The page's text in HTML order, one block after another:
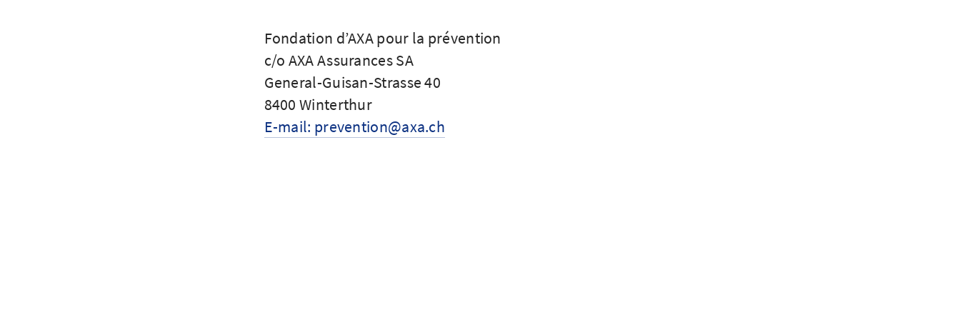
Fondation d’AXA pour la prévention
c/o AXA Assurances SA
General-Guisan-Strasse 40
8400 Winterthur
E-mail: prevention@axa.ch